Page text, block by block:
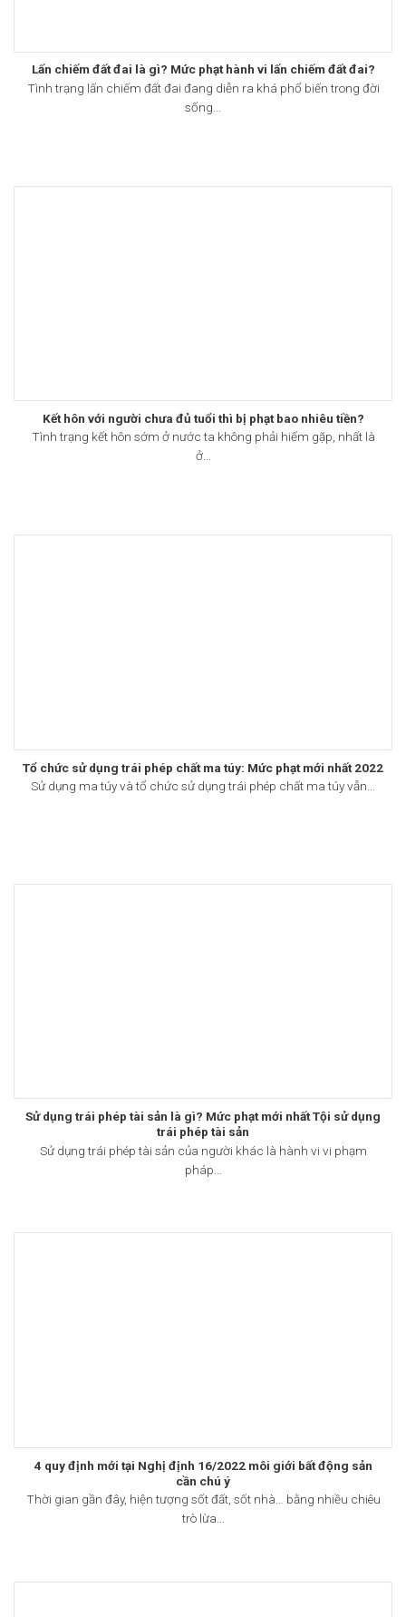
Lấn chiếm đất đai là gì? Mức phạt hành vi lấn chiếm đất đai?
Tình trạng lấn chiếm đất đai đang diễn ra khá phổ biến trong đời
sống...
Kết hôn với người chưa đủ tuổi thì bị phạt bao nhiêu tiền?
Tình trạng kết hôn sớm ở nước ta không phải hiếm gặp, nhất là
ở...
Tổ chức sử dụng trái phép chất ma túy: Mức phạt mới nhất 2022
Sử dụng ma túy và tổ chức sử dụng trái phép chất ma túy vẫn...
Sử dụng trái phép tài sản là gì? Mức phạt mới nhất Tội sử dụng
trái phép tài sản
Sử dụng trái phép tài sản của người khác là hành vi vi phạm
pháp...
4 quy định mới tại Nghị định 16/2022 môi giới bất động sản
cần chú ý
Thời gian gần đây, hiện tượng sốt đất, sốt nhà… bằng nhiều chiêu
trò lừa...